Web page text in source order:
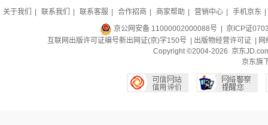
关于我们 联系我们 联系客服 合作招商 商家帮助 营销中心 手机京东
京公网安备 11000002000088号 | 京ICP证
互联网出版许可证编号新出网证(京)字150号 | 出版物经营许可证
Copyright ©2004-2026 京东
京东旗